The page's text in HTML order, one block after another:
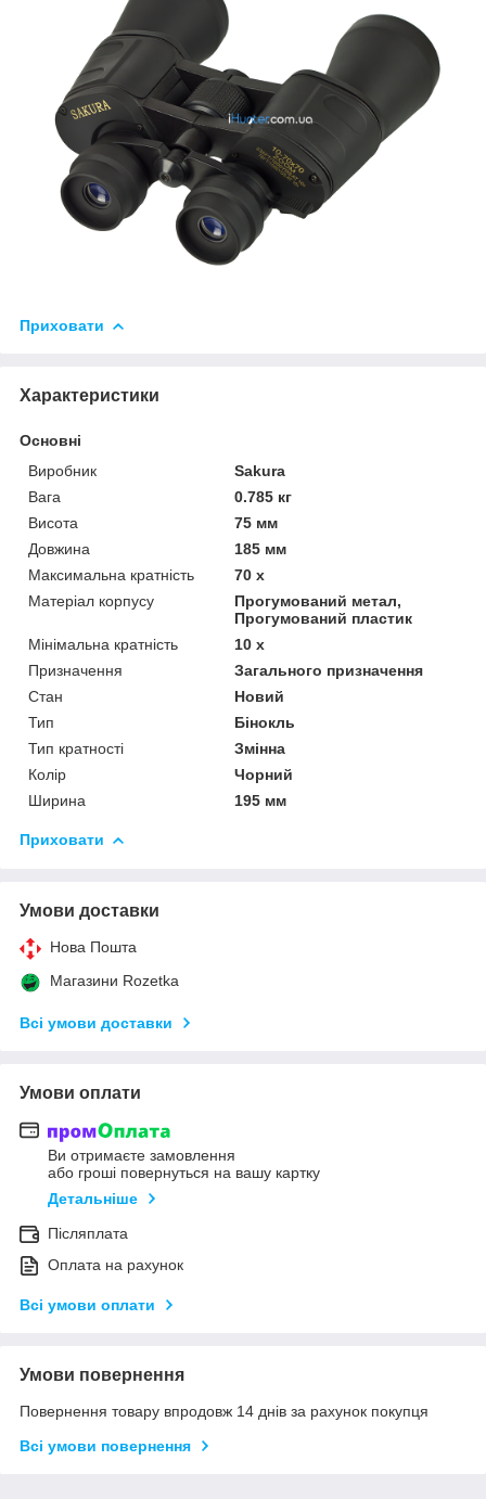
Приховати
Характеристики
Основні
Виробник
Sakura
Вага
0.785 кг
Висота
75 мм
Довжина
185 мм
Максимальна кратність
70 х
Матеріал корпусу
Прогумований метал,
Прогумований пластик
Мінімальна кратність
10 х
Призначення
Загального призначення
Стан
Новий
Тип
Бінокль
Тип кратності
Змінна
Колір
Чорний
Ширина
195 мм
Приховати
Умови доставки
Нова Пошта
Магазини Rozetka
Всі умови доставки
Умови оплати
Ви отримаєте замовлення
або гроші повернуться на вашу картку
Детальніше
Післяплата
Оплата на рахунок
Всі умови оплати
Умови повернення
Повернення товару впродовж 14 днів за рахунок покупця
Всі умови повернення